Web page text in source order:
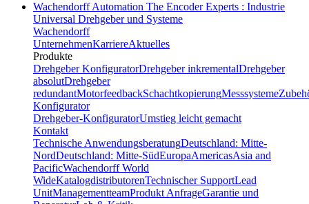
Wachendorff Automation The Encoder Experts : Industrie
Universal Drehgeber und Systeme
Wachendorff
UnternehmenKarriereAktuelles
Produkte
Drehgeber KonfiguratorDrehgeber inkrementalDrehgeber
absolutDrehgeber
redundantMotorfeedbackSchachtkopierungMesssysteme
Konfigurator
Drehgeber-KonfiguratorUmstieg leicht gemacht
Kontakt
Technische AnwendungsberatungDeutschland: Mitte-
NordDeutschland: Mitte-SüdEuropaAmericasAsia and
PacificWachendorff World
WideKatalogdistributorenTechnischer SupportLead
UnitManagementteamProdukt AnfrageGarantie und